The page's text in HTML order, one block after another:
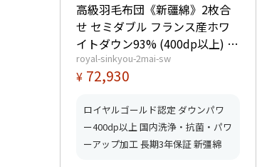
高級羽毛布団《新疆綿》2枚合
せ セミダブル フランス産ホワ
イトダウン93% (400dp以上) 合
掛1.0kg、薄掛0.45kg 【5つ星ロ
イヤルゴールド取得】【グッド
royal-sinkyou-2mai-sw
¥ 72,930
ロイヤルゴールド認定 ダウンパワ
ー400dp以上 国内洗浄・抗菌・パワ
ーアップ加工 長期3年保証 新彊綿